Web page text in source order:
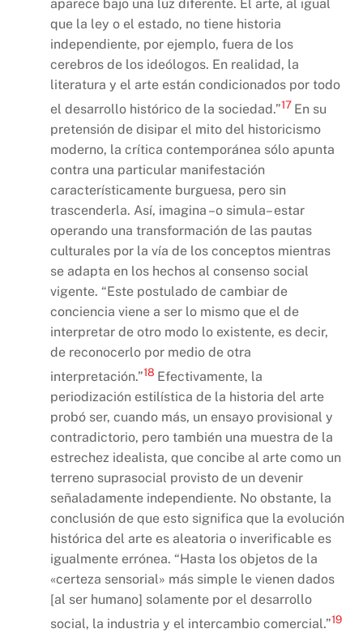
aparece bajo una luz diferente. El arte, al igual
que la ley o el estado, no tiene historia
independiente, por ejemplo, fuera de los
cerebros de los ideólogos. En realidad, la
literatura y el arte están condicionados por todo
el desarrollo histórico de la sociedad.”17 En su
pretensión de disipar el mito del historicismo
moderno, la crítica contemporánea sólo apunta
contra una particular manifestación
característicamente burguesa, pero sin
trascenderla. Así, imagina –o simula– estar
operando una transformación de las pautas
culturales por la vía de los conceptos mientras
se adapta en los hechos al consenso social
vigente. “Este postulado de cambiar de
conciencia viene a ser lo mismo que el de
interpretar de otro modo lo existente, es decir,
de reconocerlo por medio de otra
interpretación.”18 Efectivamente, la
periodización estilística de la historia del arte
probó ser, cuando más, un ensayo provisional y
contradictorio, pero también una muestra de la
estrechez idealista, que concibe al arte como un
terreno suprasocial provisto de un devenir
señaladamente independiente. No obstante, la
conclusión de que esto significa que la evolución
histórica del arte es aleatoria o inverificable es
igualmente errónea. “Hasta los objetos de la
«certeza sensorial» más simple le vienen dados
[al ser humano] solamente por el desarrollo
social, la industria y el intercambio comercial.”19